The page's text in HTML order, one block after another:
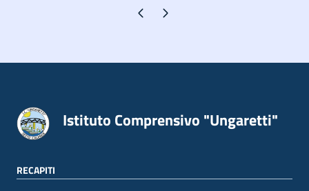
Pagina precedente
Pagina successiva
Istituto Comprensivo "Ungaretti"
RECAPITI